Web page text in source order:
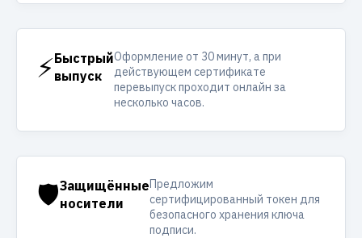
⚡Быстрый
выпуск
Оформление от 30 минут, а при
действующем сертификате
перевыпуск проходит онлайн за
несколько часов.
🛡️Защищённые
носители
Предложим
сертифицированный токен для
безопасного хранения ключа
подписи.